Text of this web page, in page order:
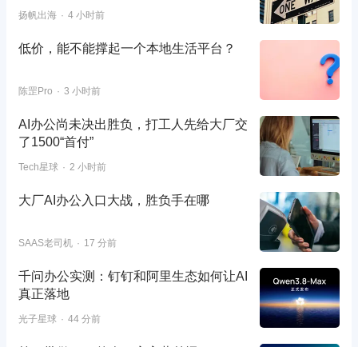
扬帆出海 4 小时前
低价，能不能撑起一个本地生活平台？
陈罡Pro 3 小时前
AI办公尚未决出胜负，打工人先给大厂交
了1500“首付”
Tech星球 2 小时前
大厂AI办公入口大战，胜负手在哪
SAAS老司机 17 分前
千问办公实测：钉钉和阿里生态如何让AI
真正落地
光子星球 44 分前